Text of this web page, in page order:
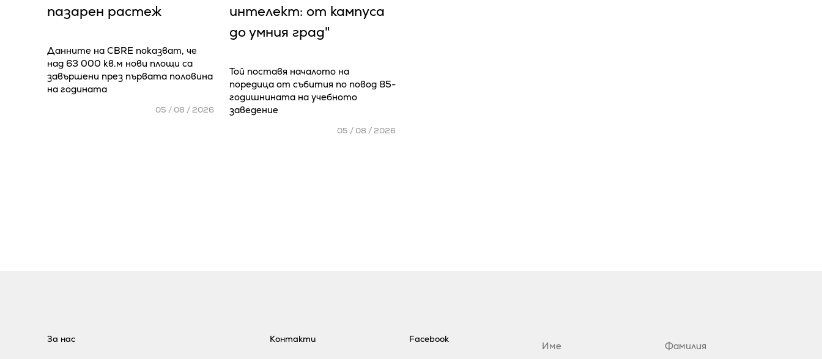
пазарен растеж
Данните на CBRE показват, че
над 63 000 кв.м нови площи са
завършени през първата половина
на годината
05 / 08 / 2026
интелект: от кампуса
до умния град"
Той поставя началото на
поредица от събития по повод 85-
годишнината на учебното
заведение
05 / 08 / 2026
За нас Контакти Facebook